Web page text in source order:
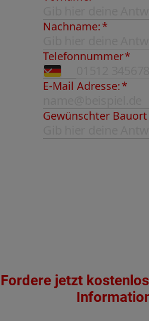
Fordere jetzt